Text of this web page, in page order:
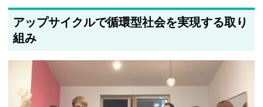
アップサイクルで循環型社会を実現する取り
組み